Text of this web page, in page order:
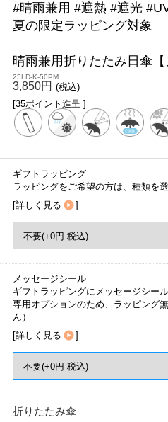
#晴雨兼用 #遮熱 #遮光
夏の限定ラッピング対象
晴雨兼用折りたたみ日傘【
25LD-K-50PM
3,850円 (税込)
[35ポイント進呈 ]
ギフトラッピング
ラッピングをご希望の方は、種類を
[詳しく見る ]
メッセージシール
ギフトラッピングにメッセージシー
専用オプションのため、ラッピング
ん）
[詳しく見る ]
折りたたみ傘